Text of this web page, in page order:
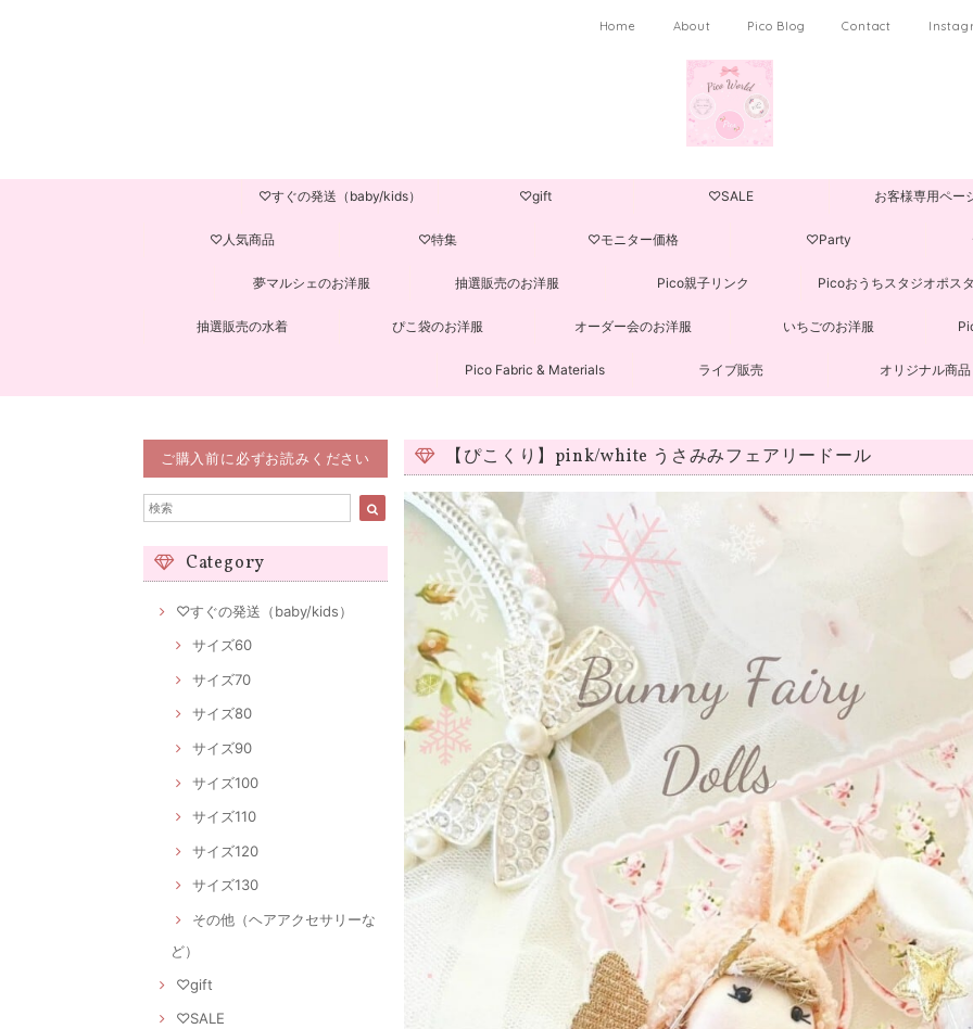
Home About Pico Blog Contact
♡すぐの発送（baby/kids） ♡gift ♡SALE お客様専用ペー
♡人気商品 ♡特集 ♡モニター価格 ♡Party
夢マルシェのお洋服 抽選販売のお洋服 Pico親子リンク Picoおうちスタジオポス
抽選販売の水着 ぴこ袋のお洋服 オーダー会のお洋服 いちごのお洋服
Pico Fabric & Materials ライブ販売 オリジナル商品
ご購入前に必ずお読みください
Category
♡すぐの発送（baby/kids）
サイズ60
サイズ70
サイズ80
サイズ90
サイズ100
サイズ110
サイズ120
サイズ130
その他（ヘアアクセサリーな
ど）
♡gift
♡SALE
【ぴこくり】pink/white うさみみフェアリードール